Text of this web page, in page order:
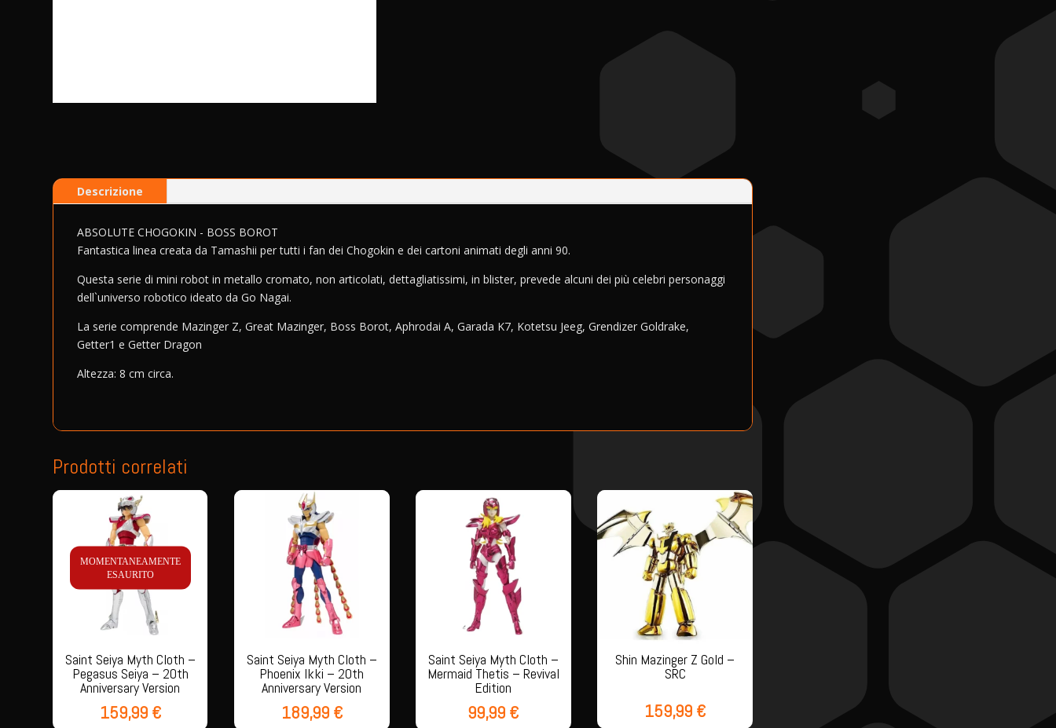
Descrizione
ABSOLUTE CHOGOKIN - BOSS BOROT
Fantastica linea creata da Tamashii per tutti i fan dei Chogokin e dei cartoni animati degli anni 90.
Questa serie di mini robot in metallo cromato, non articolati, dettagliatissimi, in blister, prevede alcuni dei più celebri personaggi
dell`universo robotico ideato da Go Nagai.
La serie comprende Mazinger Z, Great Mazinger, Boss Borot, Aphrodai A, Garada K7, Kotetsu Jeeg, Grendizer Goldrake,
Getter1 e Getter Dragon
Altezza: 8 cm circa.
Prodotti correlati
MOMENTANEAMENTE
ESAURITO
Saint Seiya Myth Cloth –
Pegasus Seiya – 20th
Anniversary Version
159,99 €
Saint Seiya Myth Cloth –
Phoenix Ikki – 20th
Anniversary Version
189,99 €
Saint Seiya Myth Cloth –
Mermaid Thetis – Revival
Edition
99,99 €
Shin Mazinger Z Gold –
SRC
159,99 €